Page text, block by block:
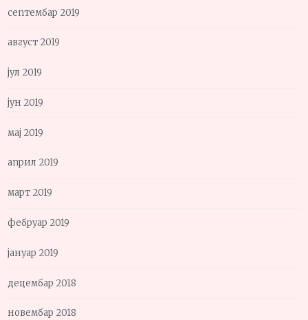
септембар 2019
август 2019
јул 2019
јун 2019
мај 2019
април 2019
март 2019
фебруар 2019
јануар 2019
децембар 2018
новембар 2018